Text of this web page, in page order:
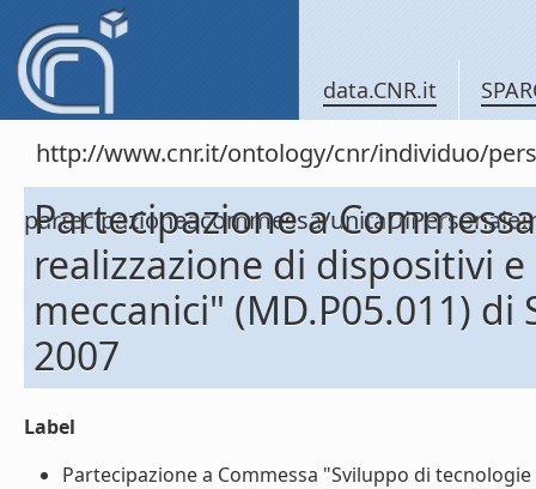
data.CNR.it
http://www.cnr.it/ontology/cnr/individuo/
partecipazioneacommessa/
Partecipazione a
realizzazione di dispositivi
meccanici" (MD.P05.011) di
2007
Label
Partecipazione a Commessa "Sviluppo di